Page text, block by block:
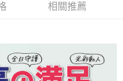
使用額度並採取法律行動。
相關推薦